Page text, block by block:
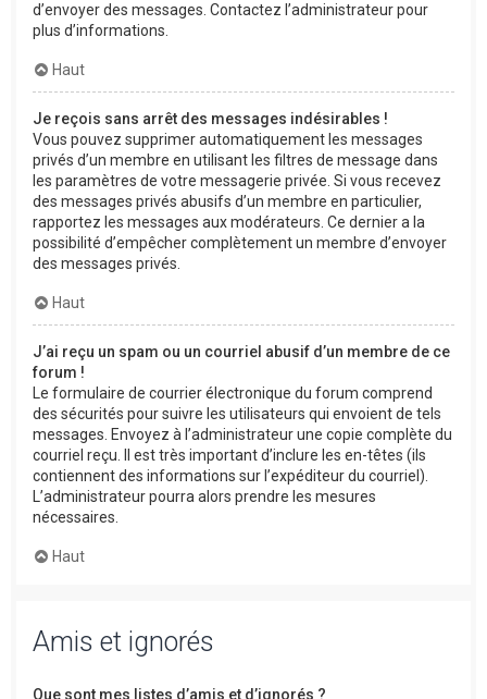
d’envoyer des messages. Contactez l’administrateur pour
plus d’informations.
Haut
Je reçois sans arrêt des messages indésirables !
Vous pouvez supprimer automatiquement les messages
privés d’un membre en utilisant les filtres de message dans
les paramètres de votre messagerie privée. Si vous recevez
des messages privés abusifs d’un membre en particulier,
rapportez les messages aux modérateurs. Ce dernier a la
possibilité d’empêcher complètement un membre d’envoyer
des messages privés.
Haut
J’ai reçu un spam ou un courriel abusif d’un membre de ce
forum !
Le formulaire de courrier électronique du forum comprend
des sécurités pour suivre les utilisateurs qui envoient de tels
messages. Envoyez à l’administrateur une copie complète du
courriel reçu. Il est très important d’inclure les en-têtes (ils
contiennent des informations sur l’expéditeur du courriel).
L’administrateur pourra alors prendre les mesures
nécessaires.
Haut
Amis et ignorés
Que sont mes listes d’amis et d’ignorés ?